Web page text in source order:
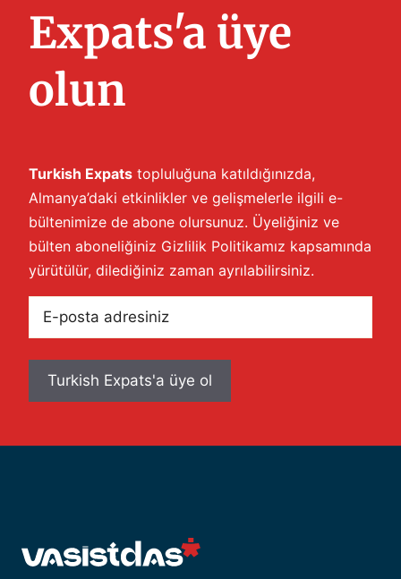
Expats'a üye
olun
Turkish Expats topluluğuna katıldığınızda,
Almanya’daki etkinlikler ve gelişmelerle ilgili e-
bültenimize de abone olursunuz. Üyeliğiniz ve
bülten aboneliğiniz Gizlilik Politikamız kapsamında
yürütülür, dilediğiniz zaman ayrılabilirsiniz.
posta
adresiniz